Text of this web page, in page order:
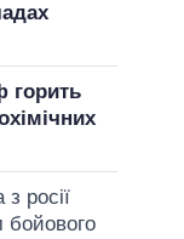
горить
росії
бойового